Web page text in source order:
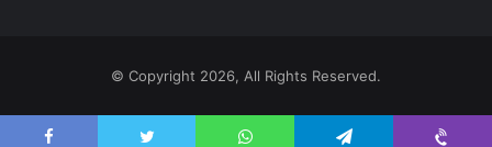
© Copyright 2026, All Rights Reserved.